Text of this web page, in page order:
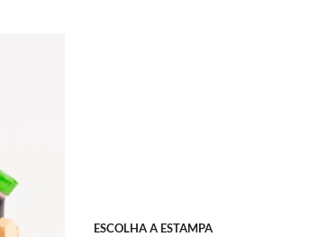
ESCOLHA A ESTAMPA